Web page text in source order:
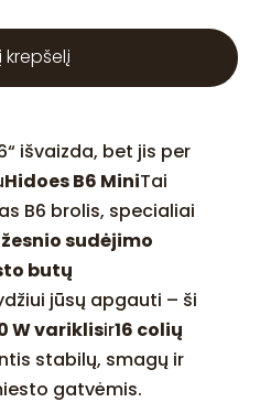
krepšelį
išvaizda, bet jis per
Hidoes B6 MiniTai
B6 brolis, specialiai
sudėjimo
butų
jūsų apgauti – ši
W variklisir16 colių
stabilų, smagų ir
gatvėmis.